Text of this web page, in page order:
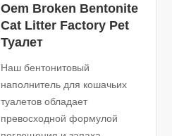
Oem Broken Bentonite
Cat Litter Factory Pet
Туалет
Наш бентонитовый
наполнитель для кошачьих
туалетов обладает
превосходной формулой